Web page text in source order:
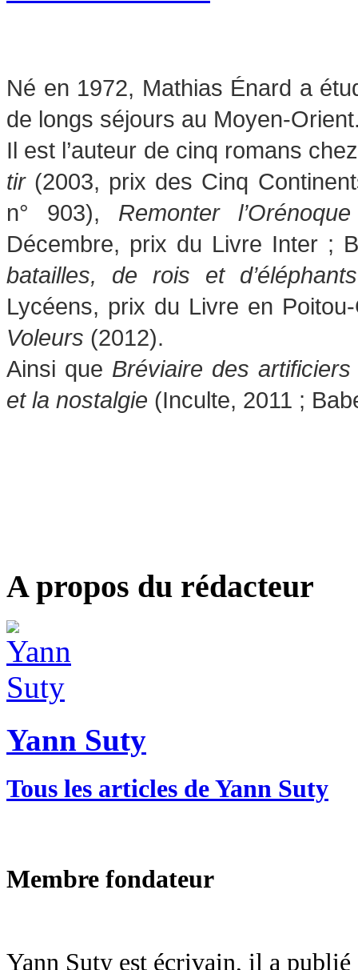
Né en 1972, Mathias Énard a
de longs séjours au Moyen-
Il est l’auteur de cinq romans
tir(2003, prix des Cinq
n° 903), Remonter
Décembre, prix du Livre Inter ;
batailles, de rois et d’éléphants
Lycéens, prix du Livre en
Voleurs (2012).
Ainsi que Bréviaire des artificiers
et la nostalgie (Inculte, 2011 ;
A propos du rédacteur
Yann Suty
Tous les articles de Yann Suty
Membre fondateur
Yann Suty est écrivain, il a publié